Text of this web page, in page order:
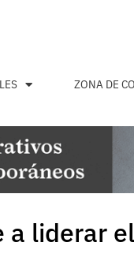
ZONA DE
a liderar